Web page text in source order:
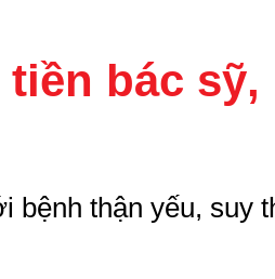
bác sỹ,
bệnh thận yếu, suy